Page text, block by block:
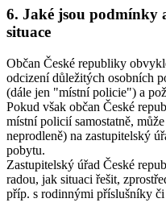
6. Jaké jsou podmínky
situace
Občan České republiky
odcizení důležitých osobních
(dále jen "místní policie") a
Pokud však občan České
místní policií samostatně,
neprodleně) na zastupitelský
pobytu.
Zastupitelský úřad České
radou, jak situaci řešit,
příp. s rodinnými příslušníky či